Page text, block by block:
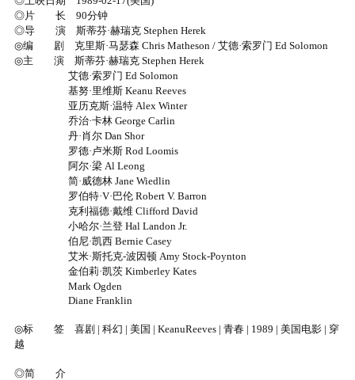
◎片 长 90分钟
◎导 演 斯蒂芬·赫瑞克 Stephen Herek
◎编 剧 克里斯·马瑟森 Chris Matheson / 艾德·索罗门 Ed Solomon
◎主 演 斯蒂芬·赫瑞克 Stephen Herek
艾德·索罗门 Ed Solomon
基努·里维斯 Keanu Reeves
亚历克斯·温特 Alex Winter
乔治·卡林 George Carlin
丹·肖尔 Dan Shor
罗德·卢米斯 Rod Loomis
阿尔·梁 Al Leong
简·威德林 Jane Wiedlin
罗伯特·V·巴伦 Robert V. Barron
克利福德·戴维 Clifford David
小哈尔·兰登 Hal Landon Jr.
伯尼·凯西 Bernie Casey
艾米·斯托克-波因顿 Amy Stock-Poynton
金伯莉·凯茨 Kimberley Kates
Mark Ogden
Diane Franklin
◎标 签 喜剧 | 科幻 | 美国 | KeanuReeves | 青春 | 1989 | 美国电影 | 穿
越
◎简 介